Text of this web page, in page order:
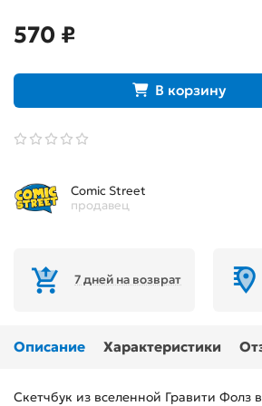
570 ₽
В корзину
Comic Street
продавец
7 дней на возврат
Описание Характеристики
Скетчбук из вселенной Гравити Фолз